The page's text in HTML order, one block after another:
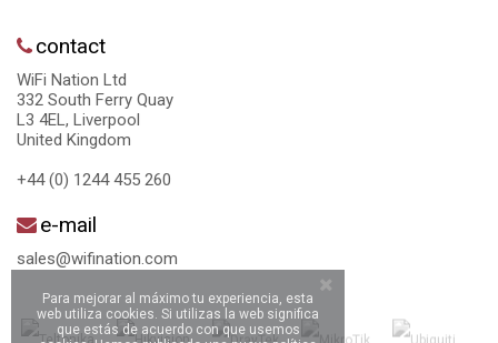
contact
WiFi Nation Ltd
332 South Ferry Quay
L3 4EL, Liverpool
United Kingdom
+44 (0) 1244 455 260
e-mail
sales@wifination.com
Para mejorar al máximo tu experiencia, esta
web utiliza cookies. Si utilizas la web significa
que estás de acuerdo con que usemos